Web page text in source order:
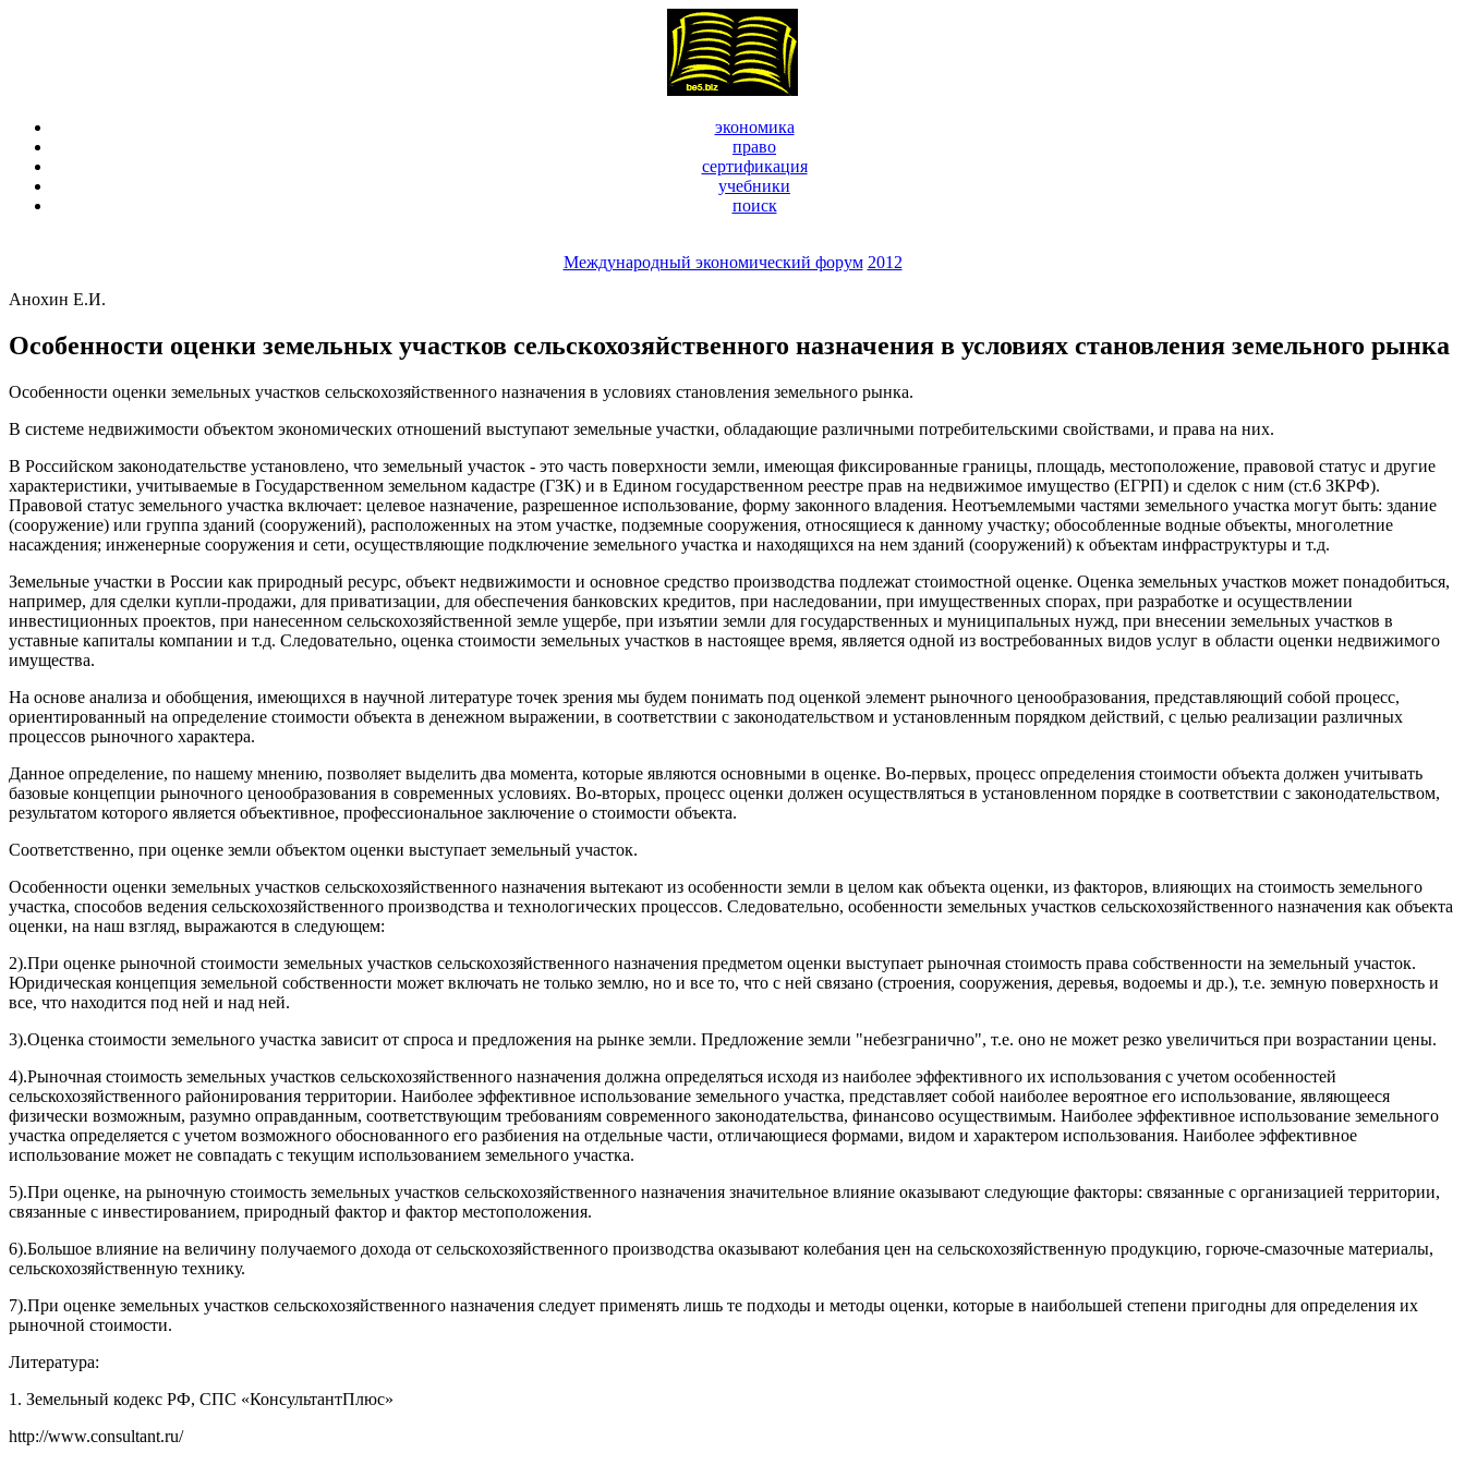
экономика
право
сертификация
учебники
поиск
Международный экономический форум 2012
Анохин Е.И.
Особенности оценки земельных участков сельскохозяйственного назначения в условиях становления земельного рынка
Особенности оценки земельных участков сельскохозяйственного назначения в условиях становления земельного рынка.
В системе недвижимости объектом экономических отношений выступают земельные участки, обладающие различными потребительскими свойствами, и права на них.
В Российском законодательстве установлено, что земельный участок - это часть поверхности земли, имеющая фиксированные границы, площадь, местоположение, правовой статус и другие
характеристики, учитываемые в Государственном земельном кадастре (ГЗК) и в Едином государственном реестре прав на недвижимое имущество (ЕГРП) и сделок с ним (ст.6 ЗКРФ).
Правовой статус земельного участка включает: целевое назначение, разрешенное использование, форму законного владения. Неотъемлемыми частями земельного участка могут быть: здание
(сооружение) или группа зданий (сооружений), расположенных на этом участке, подземные сооружения, относящиеся к данному участку; обособленные водные объекты, многолетние
насаждения; инженерные сооружения и сети, осуществляющие подключение земельного участка и находящихся на нем зданий (сооружений) к объектам инфраструктуры и т.д.
Земельные участки в России как природный ресурс, объект недвижимости и основное средство производства подлежат стоимостной оценке. Оценка земельных участков может понадобиться,
например, для сделки купли-продажи, для приватизации, для обеспечения банковских кредитов, при наследовании, при имущественных спорах, при разработке и осуществлении
инвестиционных проектов, при нанесенном сельскохозяйственной земле ущербе, при изъятии земли для государственных и муниципальных нужд, при внесении земельных участков в
уставные капиталы компании и т.д. Следовательно, оценка стоимости земельных участков в настоящее время, является одной из востребованных видов услуг в области оценки недвижимого
имущества.
На основе анализа и обобщения, имеющихся в научной литературе точек зрения мы будем понимать под оценкой элемент рыночного ценообразования, представляющий собой процесс,
ориентированный на определение стоимости объекта в денежном выражении, в соответствии с законодательством и установленным порядком действий, с целью реализации различных
процессов рыночного характера.
Данное определение, по нашему мнению, позволяет выделить два момента, которые являются основными в оценке. Во-первых, процесс определения стоимости объекта должен учитывать
базовые концепции рыночного ценообразования в современных условиях. Во-вторых, процесс оценки должен осуществляться в установленном порядке в соответствии с законодательством,
результатом которого является объективное, профессиональное заключение о стоимости объекта.
Соответственно, при оценке земли объектом оценки выступает земельный участок.
Особенности оценки земельных участков сельскохозяйственного назначения вытекают из особенности земли в целом как объекта оценки, из факторов, влияющих на стоимость земельного
участка, способов ведения сельскохозяйственного производства и технологических процессов. Следовательно, особенности земельных участков сельскохозяйственного назначения как объекта
оценки, на наш взгляд, выражаются в следующем:
2).При оценке рыночной стоимости земельных участков сельскохозяйственного назначения предметом оценки выступает рыночная стоимость права собственности на земельный участок.
Юридическая концепция земельной собственности может включать не только землю, но и все то, что с ней связано (строения, сооружения, деревья, водоемы и др.), т.е. земную поверхность и
все, что находится под ней и над ней.
3).Оценка стоимости земельного участка зависит от спроса и предложения на рынке земли. Предложение земли "небезгранично", т.е. оно не может резко увеличиться при возрастании цены.
4).Рыночная стоимость земельных участков сельскохозяйственного назначения должна определяться исходя из наиболее эффективного их использования с учетом особенностей
сельскохозяйственного районирования территории. Наиболее эффективное использование земельного участка, представляет собой наиболее вероятное его использование, являющееся
физически возможным, разумно оправданным, соответствующим требованиям современного законодательства, финансово осуществимым. Наиболее эффективное использование земельного
участка определяется с учетом возможного обоснованного его разбиения на отдельные части, отличающиеся формами, видом и характером использования. Наиболее эффективное
использование может не совпадать с текущим использованием земельного участка.
5).При оценке, на рыночную стоимость земельных участков сельскохозяйственного назначения значительное влияние оказывают следующие факторы: связанные с организацией территории,
связанные с инвестированием, природный фактор и фактор местоположения.
6).Большое влияние на величину получаемого дохода от сельскохозяйственного производства оказывают колебания цен на сельскохозяйственную продукцию, горюче-смазочные материалы,
сельскохозяйственную технику.
7).При оценке земельных участков сельскохозяйственного назначения следует применять лишь те подходы и методы оценки, которые в наибольшей степени пригодны для определения их
рыночной стоимости.
Литература:
1. Земельный кодекс РФ, СПС «КонсультантПлюс»
http://www.consultant.ru/